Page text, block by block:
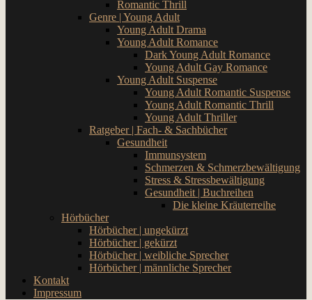
Romantic Thrill
Genre | Young Adult
Young Adult Drama
Young Adult Romance
Dark Young Adult Romance
Young Adult Gay Romance
Young Adult Suspense
Young Adult Romantic Suspense
Young Adult Romantic Thrill
Young Adult Thriller
Ratgeber | Fach- & Sachbücher
Gesundheit
Immunsystem
Schmerzen & Schmerzbewältigung
Stress & Stressbewältigung
Gesundheit | Buchreihen
Die kleine Kräuterreihe
Hörbücher
Hörbücher | ungekürzt
Hörbücher | gekürzt
Hörbücher | weibliche Sprecher
Hörbücher | männliche Sprecher
Kontakt
Impressum